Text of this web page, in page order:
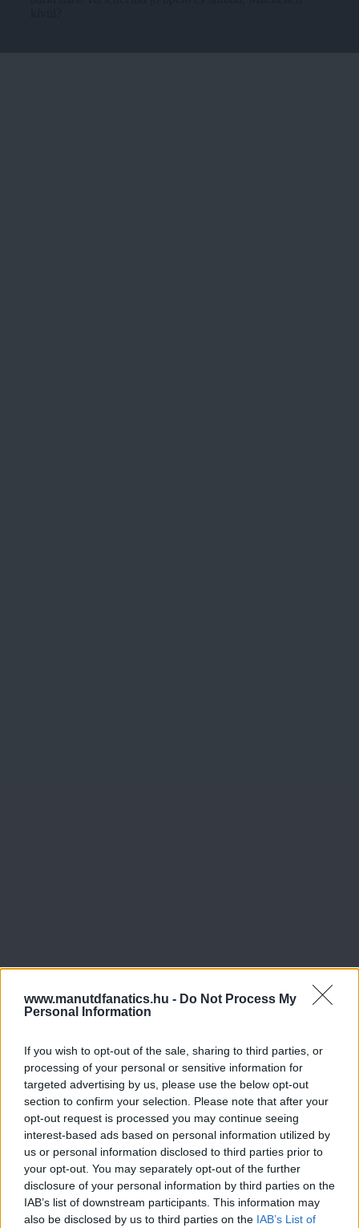
www.manutdfanatics.hu - Do Not Process My
Personal Information
If you wish to opt-out of the sale, sharing to third parties, or
processing of your personal or sensitive information for
targeted advertising by us, please use the below opt-out
section to confirm your selection. Please note that after your
opt-out request is processed you may continue seeing
interest-based ads based on personal information utilized by
us or personal information disclosed to third parties prior to
your opt-out. You may separately opt-out of the further
disclosure of your personal information by third parties on the
IAB’s list of downstream participants. This information may
also be disclosed by us to third parties on the IAB’s List of